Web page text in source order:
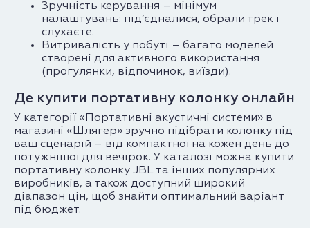
Зручність керування – мінімум
налаштувань: під’єдналися, обрали трек і
слухаєте.
Витривалість у побуті – багато моделей
створені для активного використання
(прогулянки, відпочинок, виїзди).
Де купити портативну колонку онлайн
У категорії «Портативні акустичні системи» в
магазині «Шлягер» зручно підібрати колонку під
ваш сценарій – від компактної на кожен день до
потужнішої для вечірок. У каталозі можна купити
портативну колонку JBL та інших популярних
виробників, а також доступний широкий
діапазон цін, щоб знайти оптимальний варіант
під бюджет.